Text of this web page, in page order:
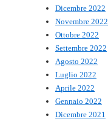
Dicembre 2022
Novembre 2022
Ottobre 2022
Settembre 2022
Agosto 2022
Luglio 2022
Aprile 2022
Gennaio 2022
Dicembre 2021